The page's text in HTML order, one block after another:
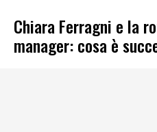
Chiara Ferragni e la
manager: cosa è